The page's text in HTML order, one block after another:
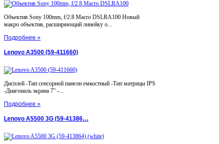
Объектив Sony 100mm, f/2.8 Macro DSLRA100 Новый
макро объектив, расширяющий линейку о...
Подробнее »
Lenovo A3500 (59-411660)
Дисплей -Тип сенсорной панели емкостный -Тип матрицы IPS
-Диагональ экрана 7" -...
Подробнее »
Lenovo A5500 3G (59-41386…